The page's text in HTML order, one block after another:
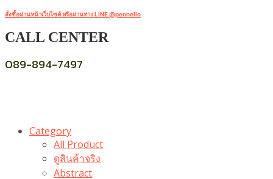
สั่งซื้อผ่านหน้าเว็บไซต์ หรือผ่านทาง LINE @pennello
CALL CENTER
089-894-7497
Category
All Product
ดูสินค้าจริง
Abstract